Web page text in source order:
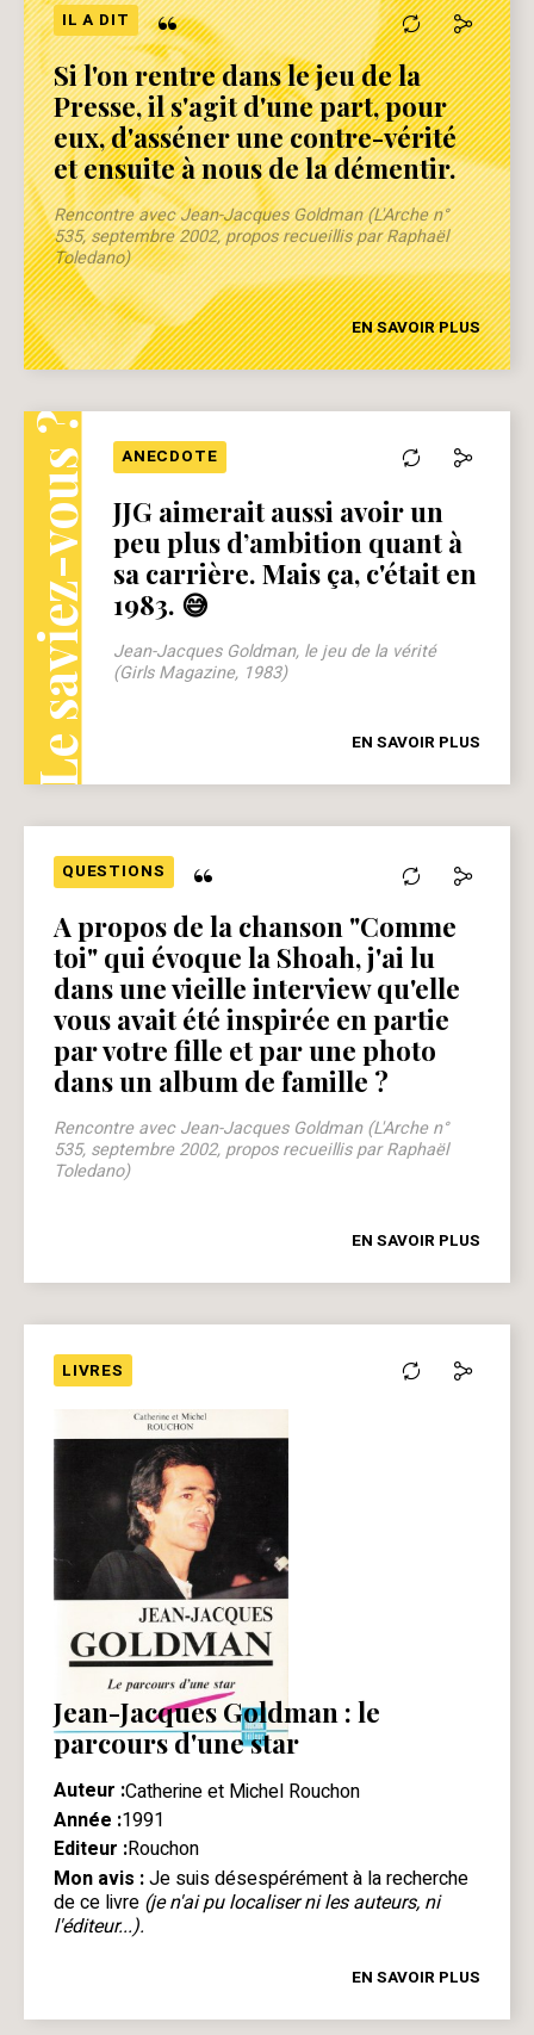
IL A DIT “
Si l'on rentre dans le jeu de la
Presse, il s'agit d'une part, pour
eux, d'asséner une contre-vérité
et ensuite à nous de la démentir.
Rencontre avec Jean-Jacques Goldman (L'Arche n°
535, septembre 2002, propos recueillis par Raphaël
Toledano)
EN SAVOIR PLUS
Le saviez-vous ? ANECDOTE
JJG aimerait aussi avoir un
peu plus d’ambition quant à
sa carrière. Mais ça, c'était en
1983. 😅
Jean-Jacques Goldman, le jeu de la vérité
(Girls Magazine, 1983)
EN SAVOIR PLUS
QUESTIONS “
A propos de la chanson "Comme
toi" qui évoque la Shoah, j'ai lu
dans une vieille interview qu'elle
vous avait été inspirée en partie
par votre fille et par une photo
dans un album de famille ?
Rencontre avec Jean-Jacques Goldman (L'Arche n°
535, septembre 2002, propos recueillis par Raphaël
Toledano)
EN SAVOIR PLUS
LIVRES
Jean-Jacques Goldman : le
parcours d'une star
Auteur :Catherine et Michel Rouchon
Année :1991
Editeur :Rouchon
Mon avis :Je suis désespérément à la recherche
de ce livre (je n'ai pu localiser ni les auteurs, ni
l'éditeur...).
EN SAVOIR PLUS